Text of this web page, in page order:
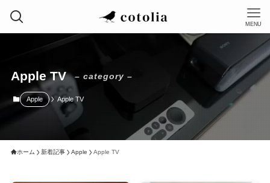
MENU
Apple TV – category –
Apple Apple TV
ホーム 新着記事 Apple Apple TV